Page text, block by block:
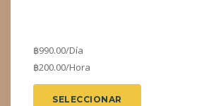
฿990.00/Día
฿200.00/Hora
SELECCIONAR